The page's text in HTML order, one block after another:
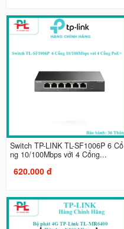
Switch TP-LINK TL-SF1006P 6 Cổ
ng 10/100Mbps với 4 Cổng...
620.000 đ